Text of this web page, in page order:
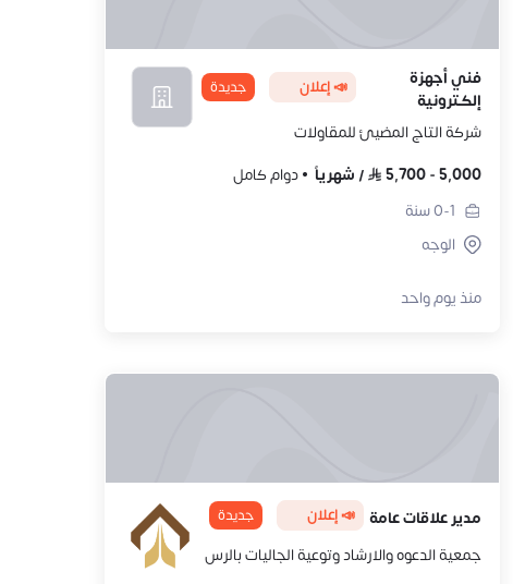
فني أجهزة
إلكترونية
📣 إعلان جديدة
شركة التاج المضيئ للمقاولات
5,000
-
5,700
/ شهرياً
دوام كامل
0-1سنة
الوجه
منذ يوم واحد
مدير علاقات عامة 📣 إعلان جديدة
جمعية الدعوه والارشاد وتوعية الجاليات بالرس